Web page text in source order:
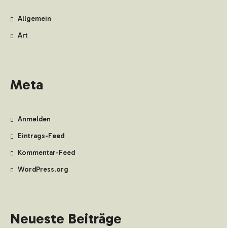
Allgemein
Art
Meta
Anmelden
Eintrags-Feed
Kommentar-Feed
WordPress.org
Neueste Beiträge